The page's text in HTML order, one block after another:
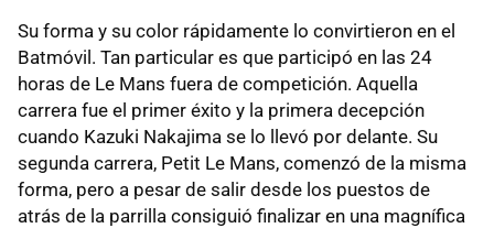
Su forma y su color rápidamente lo convirtieron en el
Batmóvil. Tan particular es que participó en las 24
horas de Le Mans fuera de competición. Aquella
carrera fue el primer éxito y la primera decepción
cuando Kazuki Nakajima se lo llevó por delante. Su
segunda carrera, Petit Le Mans, comenzó de la misma
forma, pero a pesar de salir desde los puestos de
atrás de la parrilla consiguió finalizar en una magnífica